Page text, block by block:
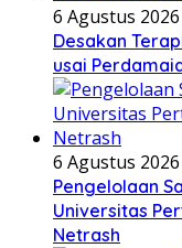
6 Agustus 2026
Desakan
usai
6 Agustus 2026
Pengelolaan
Universitas
Netrash